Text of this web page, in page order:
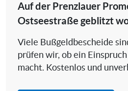
Auf der Prenzlauer
Ostseestraße geblitzt
Viele Bußgeldbescheide
prüfen wir, ob ein
macht. Kostenlos und